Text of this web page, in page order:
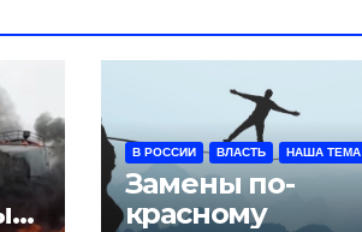
В РОССИИ ВЛАСТЬ НАША ТЕМА
Замены по-
красному